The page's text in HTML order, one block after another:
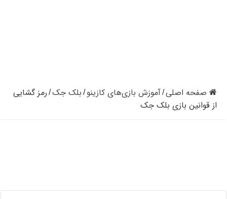
صفحه اصلی/آموزش بازی‌های کازینو / بلک جک/ رمز گشایی
از قوانین بازی بلک جک